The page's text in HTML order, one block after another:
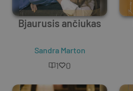
Bjaurusis ančiukas
Sandra Marton
1 0